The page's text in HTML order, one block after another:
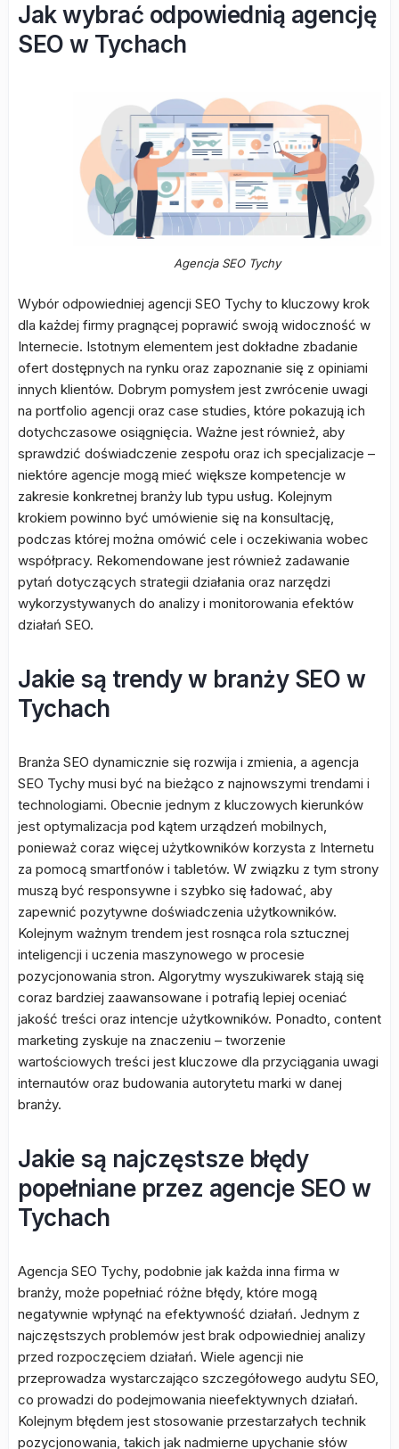
Jak wybrać odpowiednią agencję
SEO w Tychach
Agencja SEO Tychy
Wybór odpowiedniej agencji SEO Tychy to kluczowy krok
dla każdej firmy pragnącej poprawić swoją widoczność w
Internecie. Istotnym elementem jest dokładne zbadanie
ofert dostępnych na rynku oraz zapoznanie się z opiniami
innych klientów. Dobrym pomysłem jest zwrócenie uwagi
na portfolio agencji oraz case studies, które pokazują ich
dotychczasowe osiągnięcia. Ważne jest również, aby
sprawdzić doświadczenie zespołu oraz ich specjalizacje –
niektóre agencje mogą mieć większe kompetencje w
zakresie konkretnej branży lub typu usług. Kolejnym
krokiem powinno być umówienie się na konsultację,
podczas której można omówić cele i oczekiwania wobec
współpracy. Rekomendowane jest również zadawanie
pytań dotyczących strategii działania oraz narzędzi
wykorzystywanych do analizy i monitorowania efektów
działań SEO.
Jakie są trendy w branży SEO w
Tychach
Branża SEO dynamicznie się rozwija i zmienia, a agencja
SEO Tychy musi być na bieżąco z najnowszymi trendami i
technologiami. Obecnie jednym z kluczowych kierunków
jest optymalizacja pod kątem urządzeń mobilnych,
ponieważ coraz więcej użytkowników korzysta z Internetu
za pomocą smartfonów i tabletów. W związku z tym strony
muszą być responsywne i szybko się ładować, aby
zapewnić pozytywne doświadczenia użytkowników.
Kolejnym ważnym trendem jest rosnąca rola sztucznej
inteligencji i uczenia maszynowego w procesie
pozycjonowania stron. Algorytmy wyszukiwarek stają się
coraz bardziej zaawansowane i potrafią lepiej oceniać
jakość treści oraz intencje użytkowników. Ponadto, content
marketing zyskuje na znaczeniu – tworzenie
wartościowych treści jest kluczowe dla przyciągania uwagi
internautów oraz budowania autorytetu marki w danej
branży.
Jakie są najczęstsze błędy
popełniane przez agencje SEO w
Tychach
Agencja SEO Tychy, podobnie jak każda inna firma w
branży, może popełniać różne błędy, które mogą
negatywnie wpłynąć na efektywność działań. Jednym z
najczęstszych problemów jest brak odpowiedniej analizy
przed rozpoczęciem działań. Wiele agencji nie
przeprowadza wystarczająco szczegółowego audytu SEO,
co prowadzi do podejmowania nieefektywnych działań.
Kolejnym błędem jest stosowanie przestarzałych technik
pozycjonowania, takich jak nadmierne upychanie słów